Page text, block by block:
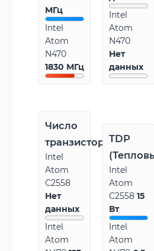
МГц
Intel
Atom
N470
1830 МГц
Intel
Atom
N470
Нет
данных
Число
транзисторов
Intel
Atom
C2558
Нет
данных
Intel
Atom
TDP
Intel
Atom
C255815
Вт
Intel
Atom